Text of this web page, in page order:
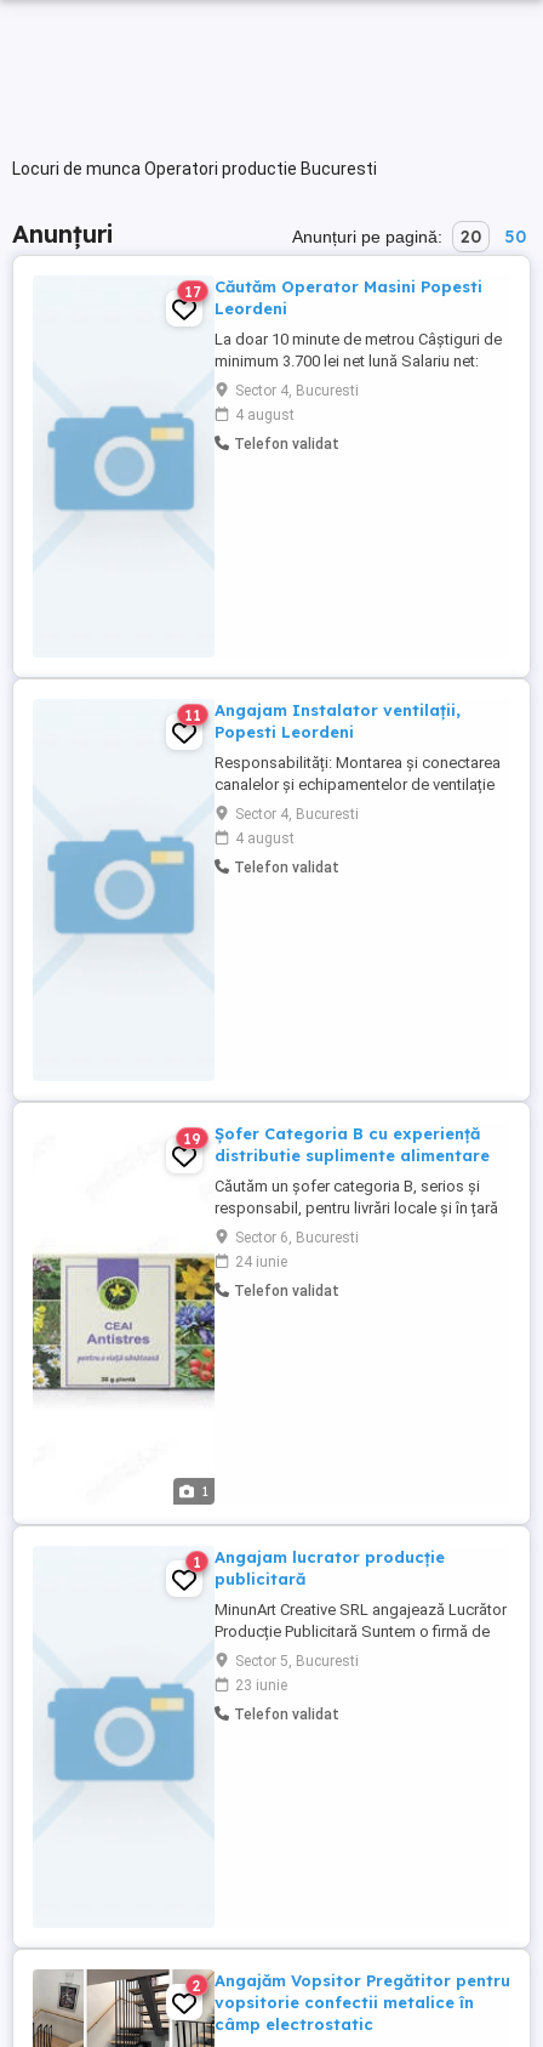
Locuri de munca Operatori productie Bucuresti
Anunțuri Anunțuri pe pagină: 20 50
17
Căutăm Operator Masini Popesti
Leordeni
La doar 10 minute de metrou Câștiguri de
minimum 3.700 lei net lună Salariu net:
2.833 lei Tichete de masă: 45 lei zi Decont
transport: 300 lei lună Al 13-lea salariu
Bonusuri de performanță și fidelitate
Prime de Paște și de vacanță Spor de
Sector 4, Bucuresti
4 august
Telefon validat
11
Angajam Instalator ventilații,
Popesti Leordeni
Responsabilități: Montarea și conectarea
canalelor și echipamentelor de ventilație
Întreținerea și repararea instalațiilor de
ventilație existente Respectarea normelor
de siguranță și a proiectelor tehnice
Verificarea și testarea funcționării
Sector 4, Bucuresti
4 august
Telefon validat
1
19
Șofer Categoria B cu experiență
distributie suplimente alimentare
Căutăm un șofer categoria B, serios și
responsabil, pentru livrări locale și în țară
(materii prime + produse naturiste și
farmaceutice). Responsabilități: Livrare
marfă și materii prime necesare producției
Distribuție produse naturiste și
Sector 6, Bucuresti
24 iunie
Telefon validat
1
Angajam lucrator producție
publicitară
MinunArt Creative SRL angajează Lucrător
Producție Publicitară Suntem o firmă de
producție publicitară din București și
căutăm un coleg nou pentru echipa
noastră. Locație: București, Sector 5
Strada Veseliei Program: Full-time Ce
Sector 5, Bucuresti
23 iunie
Telefon validat
2
Angajăm Vopsitor Pregătitor pentru
vopsitorie confectii metalice în
câmp electrostatic